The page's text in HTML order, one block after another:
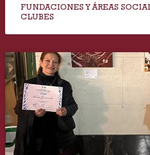
FUNDACIONES Y ÁREAS
CLUBES